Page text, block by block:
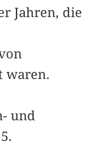
Jahren, die
waren.
und